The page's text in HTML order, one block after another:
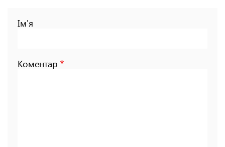
Ім'я
Коментар